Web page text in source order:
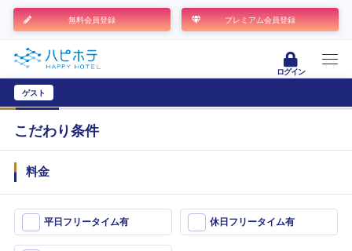
無料会員登録 プレミアム会員登録
ログイン
ゲスト
こだわり条件
料金
平日フリータイム有 休日フリータイム有